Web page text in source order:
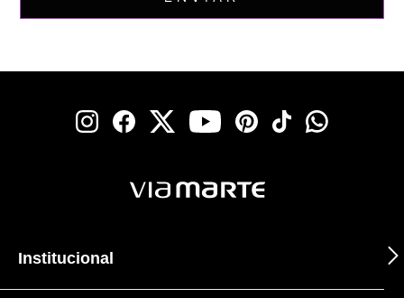
Institucional